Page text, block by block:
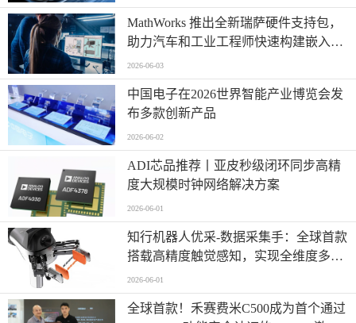
MathWorks 推出全新瑞萨硬件支持包，
助力汽车和工业工程师快速构建嵌入式
系统原型
2026-06-03
中国电子在2026世界智能产业博览会发
布多款创新产品
2026-06-02
ADI芯品推荐丨亚皮秒级闭环同步高精
度大规模时钟网络解决方案
2026-06-01
知行机器人优采-数据采集手：全球首款
搭载高精度触觉感知，实现全维度多模
态同步采集
2026-06-01
全球首款！禾赛费米C500成为首个通过